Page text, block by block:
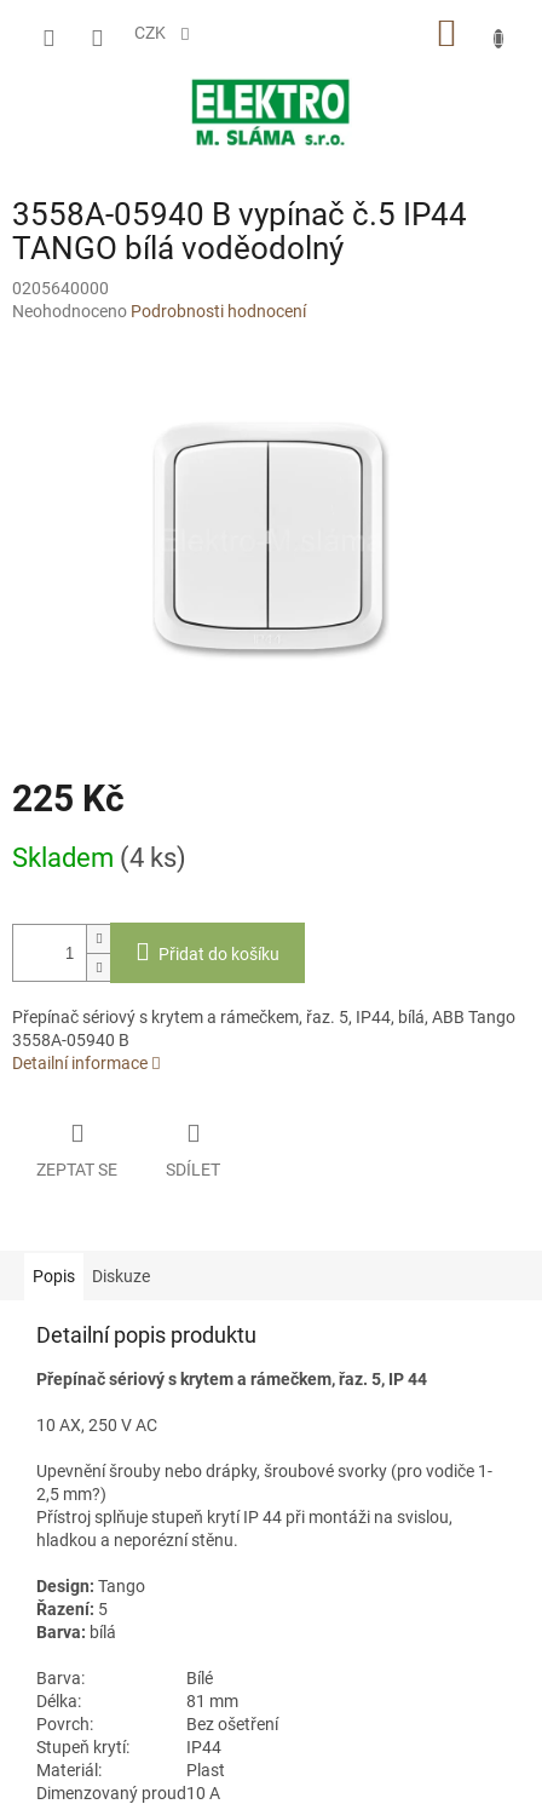
CZK
3558A-05940 B vypínač č.5 IP44
TANGO bílá voděodolný
0205640000
Průměrné
Neohodnoceno Podrobnosti hodnocení
225 Kč
cena:
Skladem (4 ks)
Přidat do košíku
Přepínač sériový s krytem a rámečkem, řaz. 5, IP44, bílá, ABB Tango
3558A-05940 B
Detailní informace
ZEPTAT SE SDÍLET
Popis Diskuze
Detailní popis produktu
Přepínač sériový s krytem a rámečkem, řaz. 5, IP 44
10 AX, 250 V AC
Upevnění šrouby nebo drápky, šroubové svorky (pro vodiče 1-
2,5 mm?)
Přístroj splňuje stupeň krytí IP 44 při montáži na svislou,
hladkou a neporézní stěnu.
Design: Tango
Řazení: 5
Barva: bílá
Barva:
Bílé
Délka:
81 mm
Povrch:
Bez ošetření
Stupeň krytí:
IP44
Materiál:
Plast
Dimenzovaný proud10 A